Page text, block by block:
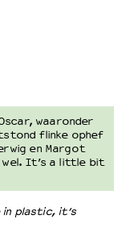
waaronder
flinke ophef
en Margot
wel. It’s a little bit
plastic, it’s